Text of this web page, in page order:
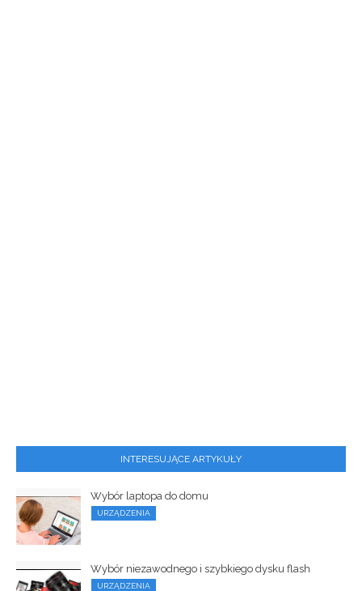
INTERESUJĄCE ARTYKUŁY
Wybór laptopa do domu
URZĄDZENIA
Wybór niezawodnego i szybkiego dysku flash
URZĄDZENIA